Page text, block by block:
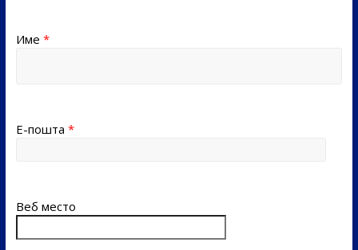
Име *
Е-пошта *
Веб место